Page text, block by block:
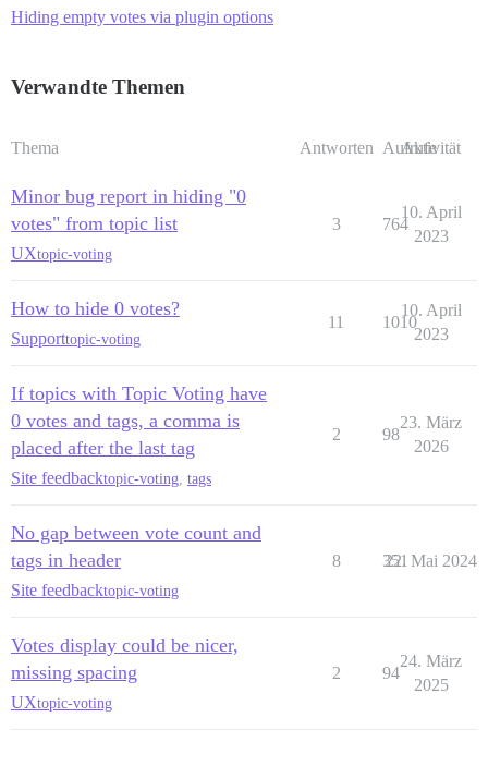
Hiding empty votes via plugin options
Verwandte Themen
Thema Antworten Aufrufe
Aktivität
Minor bug report in hiding "0
votes" from topic list
UXtopic-voting
3 764
10. April
2023
How to hide 0 votes?
Supporttopic-voting
11 1010
10. April
2023
If topics with Topic Voting have
0 votes and tags, a comma is
placed after the last tag
Site feedbacktopic-voting tags
2 98
23. März
2026
No gap between vote count and
tags in header
Site feedbacktopic-voting
8 351
22. Mai 2024
Votes display could be nicer,
missing spacing
UXtopic-voting
2 94
24. März
2025